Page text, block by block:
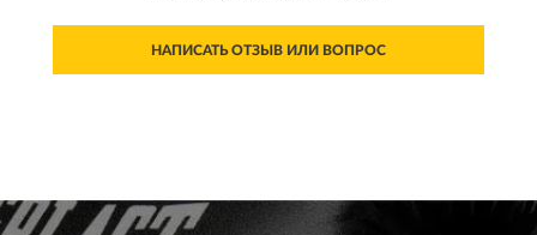
НАПИСАТЬ ОТЗЫВ ИЛИ ВОПРОС